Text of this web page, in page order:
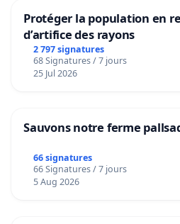
Protéger la population en
d’artifice des rayons
2 797 signatures
68 Signatures / 7 jours
25 Jul 2026
Sauvons notre ferme
66 signatures
66 Signatures / 7 jours
5 Aug 2026